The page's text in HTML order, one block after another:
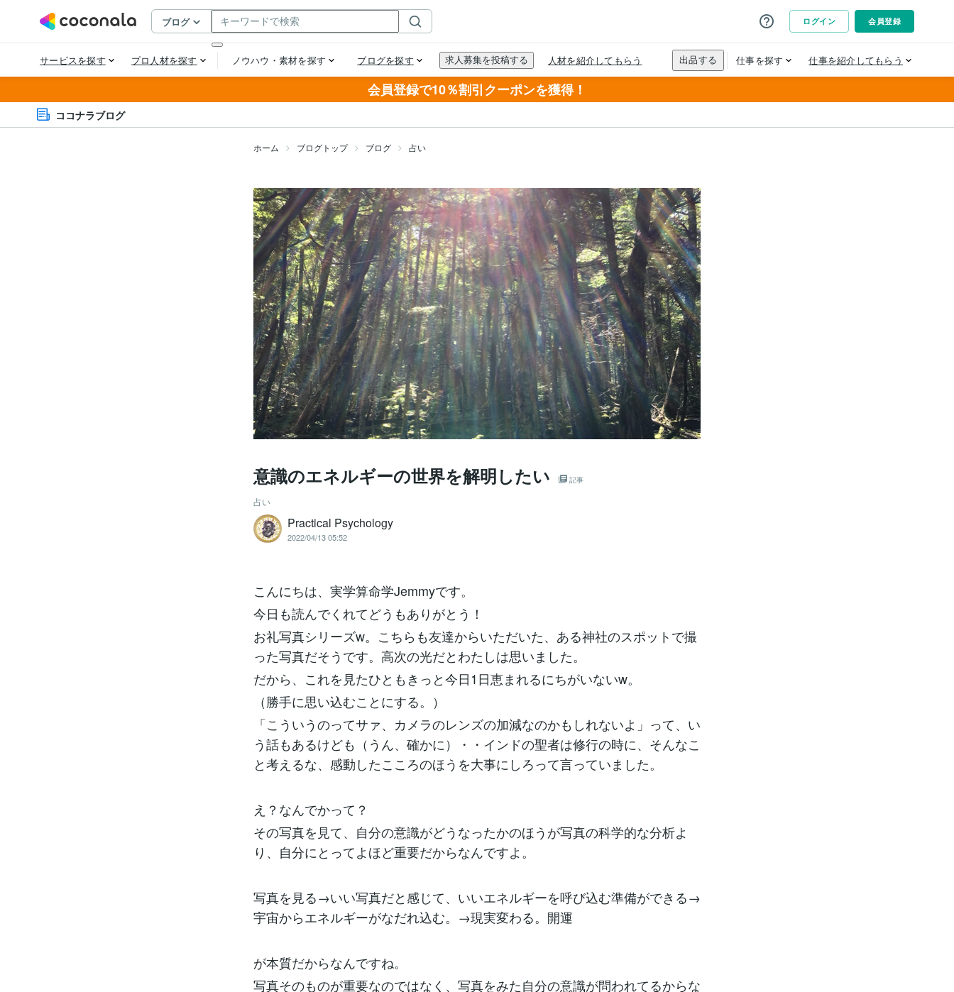
会員登録で10％割引クーポンを獲得！
ココナラブログ
ホーム ブログトップ ブログ 占い
意識のエネルギーの世界を解明したい 記事
占い
Practical Psychology
2022/04/13 05:52
こんにちは、実学算命学Jemmyです。
今日も読んでくれてどうもありがとう！
お礼写真シリーズw。こちらも友達からいただいた、ある神社のスポットで撮
った写真だそうです。高次の光だとわたしは思いました。
だから、これを見たひともきっと今日1日恵まれるにちがいないw。
（勝手に思い込むことにする。）
「こういうのってサァ、カメラのレンズの加減なのかもしれないよ」って、い
う話もあるけども（うん、確かに）・・インドの聖者は修行の時に、そんなこ
と考えるな、感動したこころのほうを大事にしろって言っていました。
え？なんでかって？
その写真を見て、自分の意識がどうなったかのほうが写真の科学的な分析よ
り、自分にとってよほど重要だからなんですよ。
写真を見る→いい写真だと感じて、いいエネルギーを呼び込む準備ができる→
宇宙からエネルギーがなだれ込む。→現実変わる。開運
が本質だからなんですね。
写真そのものが重要なのではなく、写真をみた自分の意識が問われてるからな